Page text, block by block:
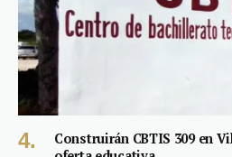
Construirán CBTIS 309 en